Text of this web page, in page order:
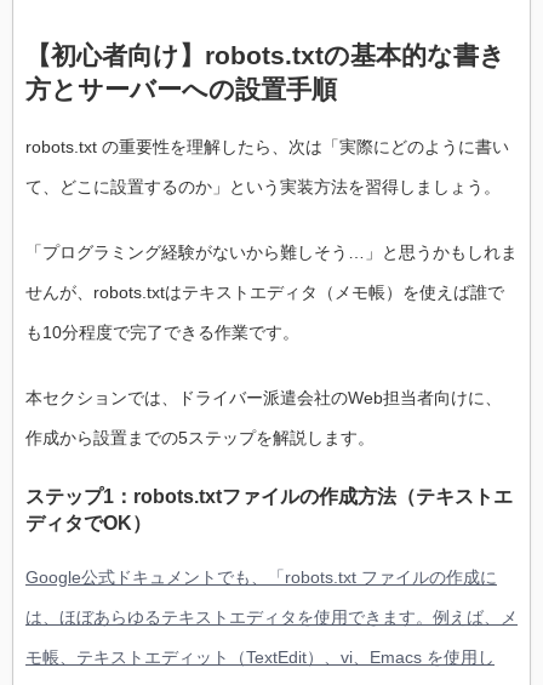
【初心者向け】robots.txtの基本的な書き
方とサーバーへの設置手順
robots.txt の重要性を理解したら、次は「実際にどのように書い
て、どこに設置するのか」という実装方法を習得しましょう。
「プログラミング経験がないから難しそう…」と思うかもしれま
せんが、robots.txtはテキストエディタ（メモ帳）を使えば誰で
も10分程度で完了できる作業です。
本セクションでは、ドライバー派遣会社のWeb担当者向けに、
作成から設置までの5ステップを解説します。
ステップ1：robots.txtファイルの作成方法（テキストエ
ディタでOK）
Google公式ドキュメントでも、「robots.txt ファイルの作成に
は、ほぼあらゆるテキストエディタを使用できます。例えば、メ
モ帳、テキストエディット（TextEdit）、vi、Emacs を使用し